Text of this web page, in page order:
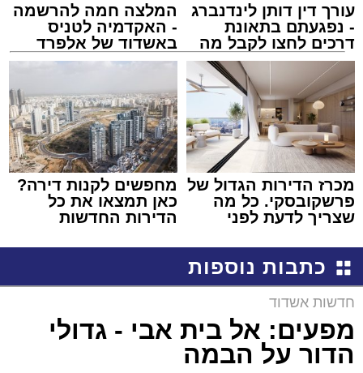
עורך דין דותן לינדנברג
- נפגעתם בתאונת
דרכים לחצו לקבל מה
שמגיע לכם
המלצה חמה להרשמה
- האקדמיה לטניס
באשדוד של אלפרד
קריאולנסקי - לילדים
מכרז הדירות הגדול של
פרשקובסקי. כל מה
שצריך לדעת לפני
באשדוד
מחפשים לקנות דירה?
כאן תמצאו את כל
הדירות החדשות
כתבות נוספות
חדשות אשדוד
מפעים: אל בית אבי - גדולי
הדור על הבמה